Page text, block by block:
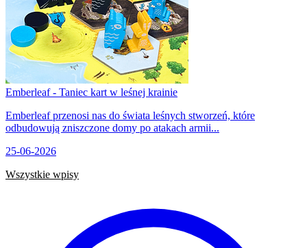
Emberleaf - Taniec kart w leśnej krainie
Emberleaf przenosi nas do świata leśnych stworzeń, które
odbudowują zniszczone domy po atakach armii...
25-06-2026
Wszystkie wpisy